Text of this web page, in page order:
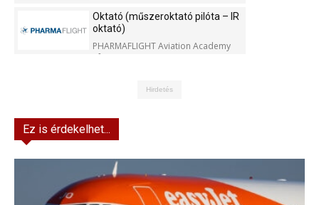
Oktató (műszeroktató pilóta – IR
oktató)
PHARMAFLIGHT Aviation Academy
Kft.
Hirdetés
Ez is érdekelhet...